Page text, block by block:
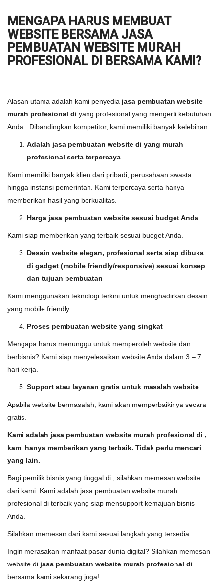
MENGAPA HARUS MEMBUAT
WEBSITE BERSAMA JASA
PEMBUATAN WEBSITE MURAH
PROFESIONAL DI BERSAMA KAMI?
Alasan utama adalah kami penyedia jasa pembuatan website
murah profesional di yang profesional yang mengerti kebutuhan
Anda. Dibandingkan kompetitor, kami memiliki banyak kelebihan:
Adalah jasa pembuatan website di yang murah
profesional serta terpercaya
Kami memiliki banyak klien dari pribadi, perusahaan swasta
hingga instansi pemerintah. Kami terpercaya serta hanya
memberikan hasil yang berkualitas.
Harga jasa pembuatan website sesuai budget Anda
Kami siap memberikan yang terbaik sesuai budget Anda.
Desain website elegan, profesional serta siap dibuka
di gadget (mobile friendly/responsive) sesuai konsep
dan tujuan pembuatan
Kami menggunakan teknologi terkini untuk menghadirkan desain
yang mobile friendly.
Proses pembuatan website yang singkat
Mengapa harus menunggu untuk memperoleh website dan
berbisnis? Kami siap menyelesaikan website Anda dalam 3 – 7
hari kerja.
Support atau layanan gratis untuk masalah website
Apabila website bermasalah, kami akan memperbaikinya secara
gratis.
Kami adalah jasa pembuatan website murah profesional di ,
kami hanya memberikan yang terbaik. Tidak perlu mencari
yang lain.
Bagi pemilik bisnis yang tinggal di , silahkan memesan website
dari kami. Kami adalah jasa pembuatan website murah
profesional di terbaik yang siap mensupport kemajuan bisnis
Anda.
Silahkan memesan dari kami sesuai langkah yang tersedia.
Ingin merasakan manfaat pasar dunia digital? Silahkan memesan
website di jasa pembuatan website murah profesional di
bersama kami sekarang juga!